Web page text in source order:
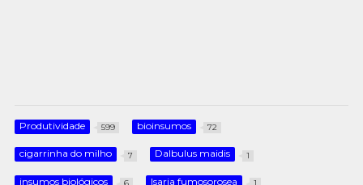
Produtividade 599 bioinsumos 72
cigarrinha do milho 7 Dalbulus maidis 1
insumos biológicos Isaria fumosorosea